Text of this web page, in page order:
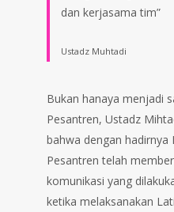
dan kerjasama tim”
Ustadz Muhtadi
Bukan hanaya menjadi
Pesantren, Ustadz
bahwa dengan hadirnya
Pesantren telah
komunikasi yang
ketika melaksanakan